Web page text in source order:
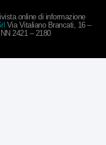
online di informazione
Via Vitaliano Brancati, 16 –
2421 – 2180